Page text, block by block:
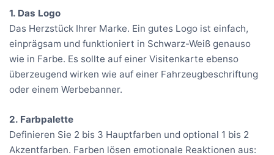
1. Das Logo
Das Herzstück Ihrer Marke. Ein gutes Logo ist einfach,
einprägsam und funktioniert in Schwarz-Weiß genauso
wie in Farbe. Es sollte auf einer Visitenkarte ebenso
überzeugend wirken wie auf einer Fahrzeugbeschriftung
oder einem Werbebanner.
2. Farbpalette
Definieren Sie 2 bis 3 Hauptfarben und optional 1 bis 2
Akzentfarben. Farben lösen emotionale Reaktionen aus: